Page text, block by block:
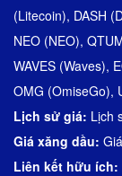
(Litecoin), DASH
NEO (NEO),
WAVES (Waves),
OMG (OmiseGo),
Lịch sử giá: Lịch
Giá xăng dầu:
Liên kết hữu ích: